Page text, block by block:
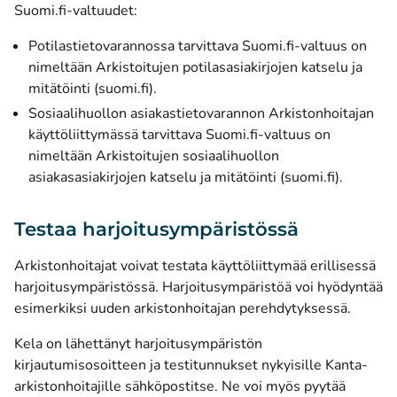
Suomi.fi-valtuudet:
Potilastietovarannossa tarvittava Suomi.fi-valtuus on
nimeltään Arkistoitujen potilasasiakirjojen katselu ja
mitätöinti (suomi.fi)(avautuu uuteen ikkunaan)
.
Sosiaalihuollon asiakastietovarannon Arkistonhoitajan
käyttöliittymässä tarvittava Suomi.fi-valtuus on
nimeltään Arkistoitujen sosiaalihuollon
asiakasasiakirjojen katselu ja mitätöinti (suomi.fi).
Testaa harjoitusympäristössä
Arkistonhoitajat voivat testata käyttöliittymää erillisessä
harjoitusympäristössä. Harjoitusympäristöä voi hyödyntää
esimerkiksi uuden arkistonhoitajan perehdytyksessä.
Kela on lähettänyt harjoitusympäristön
kirjautumisosoitteen ja testitunnukset nykyisille Kanta-
arkistonhoitajille sähköpostitse. Ne voi myös pyytää